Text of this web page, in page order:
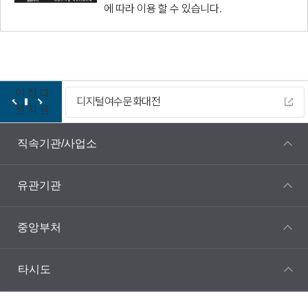
에 따라 이용 할 수 있습니다.
이
전
정
지
다
음
디지털여수문화대전
직속기관/사업소
유관기관
중앙부처
타시도